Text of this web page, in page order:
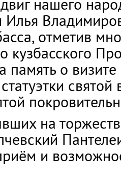
нашего
Илья
отметив
кузбасского
память о
на
и